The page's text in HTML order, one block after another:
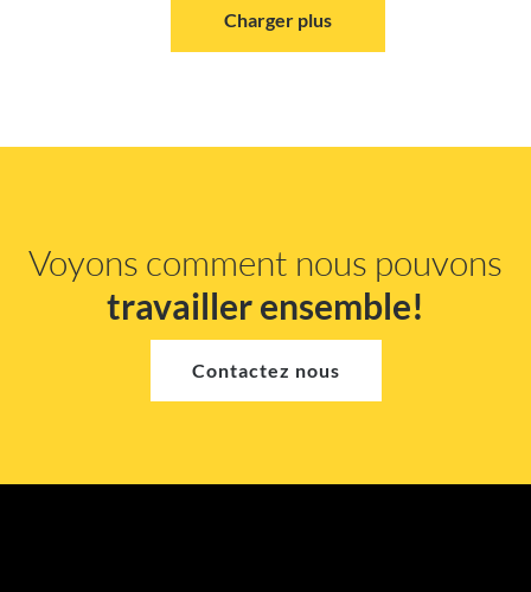
Charger plus
Voyons comment nous pouvons
travailler ensemble!
Contactez nous